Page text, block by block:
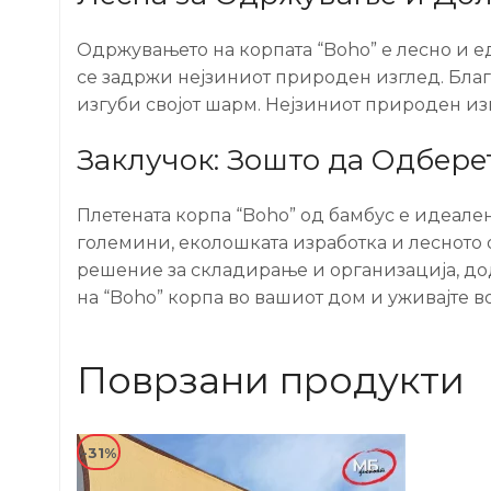
Одржувањето на корпата “Boho” е лесно и
се задржи нејзиниот природен изглед.
изгуби својот шарм. Нејзиниот природен
Заклучок: Зошто да
Плетената корпа “Boho” од бамбус е
големини, еколошката изработка и
решение за складирање и организација,
на “Boho” корпа во вашиот дом и уживајте
Поврзани продукти
-31%